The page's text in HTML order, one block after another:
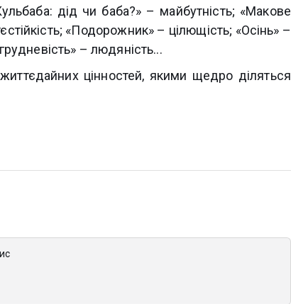
дід чи баба?» – майбутність; «Макове
«Подорожник» – цілющість; «Осінь» –
– людяність...
цінностей, якими щедро діляться